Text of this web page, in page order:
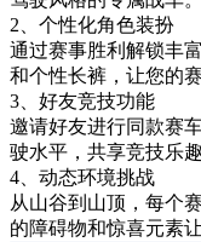
2、个性化角色装扮
通过赛事胜利解锁丰
和个性长裤，让您的
3、好友竞技功能
邀请好友进行同款赛
驶水平，共享竞技乐趣
4、动态环境挑战
从山谷到山顶，每个
的障碍物和惊喜元素